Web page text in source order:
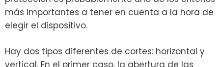
más importantes a tener en cuenta a la hora de
elegir el dispositivo.
Hay dos tipos diferentes de cortes: horizontal y
vertical. En el primer caso, la abertura de las